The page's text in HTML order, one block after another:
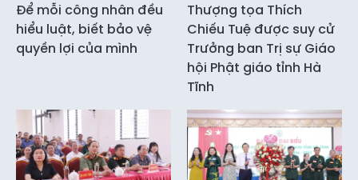
Để mỗi công nhân đều
hiểu luật, biết bảo vệ
quyền lợi của mình
Thượng tọa Thích
Chiếu Tuệ được suy cử
Trưởng ban Trị sự Giáo
hội Phật giáo tỉnh Hà
Tĩnh